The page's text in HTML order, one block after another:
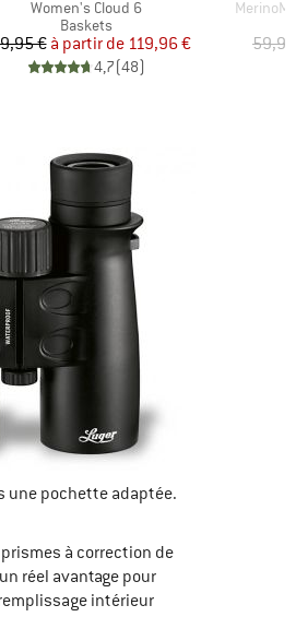
Article
Women's Cloud 6
Product group
Baskets
Prix
€ Prix réduit
à partir de 119,96 €
4,7(48)
Article
une pochette adaptée.
à correction de
réel avantage pour
intérieur